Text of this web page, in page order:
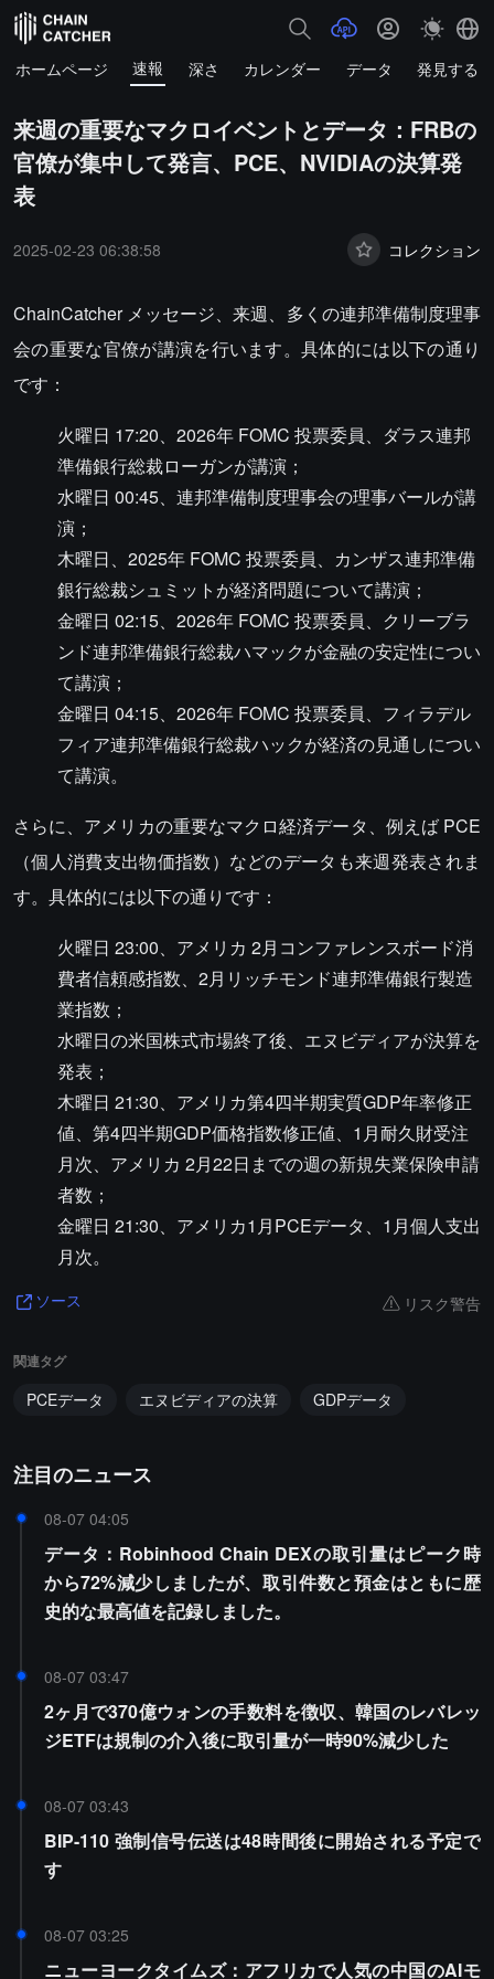
ホームページ 速報 深さ カレンダー データ 発見する
来週の重要なマクロイベントとデータ：FRBの
官僚が集中して発言、PCE、NVIDIAの決算発
表
2025-02-23 06:38:58 コレクション
ChainCatcher メッセージ、来週、多くの連邦準備制度理事
会の重要な官僚が講演を行います。具体的には以下の通り
です：
火曜日 17:20、2026年 FOMC 投票委員、ダラス連邦
準備銀行総裁ローガンが講演；
水曜日 00:45、連邦準備制度理事会の理事バールが講
演；
木曜日、2025年 FOMC 投票委員、カンザス連邦準備
銀行総裁シュミットが経済問題について講演；
金曜日 02:15、2026年 FOMC 投票委員、クリーブラ
ンド連邦準備銀行総裁ハマックが金融の安定性につい
て講演；
金曜日 04:15、2026年 FOMC 投票委員、フィラデル
フィア連邦準備銀行総裁ハックが経済の見通しについ
て講演。
さらに、アメリカの重要なマクロ経済データ、例えば PCE
（個人消費支出物価指数）などのデータも来週発表されま
す。具体的には以下の通りです：
火曜日 23:00、アメリカ 2月コンファレンスボード消
費者信頼感指数、2月リッチモンド連邦準備銀行製造
業指数；
水曜日の米国株式市場終了後、エヌビディアが決算を
発表；
木曜日 21:30、アメリカ第4四半期実質GDP年率修正
値、第4四半期GDP価格指数修正値、1月耐久財受注
月次、アメリカ 2月22日までの週の新規失業保険申請
者数；
金曜日 21:30、アメリカ1月PCEデータ、1月個人支出
月次。
ソース リスク警告
関連タグ
PCEデータ エヌビディアの決算 GDPデータ
注目のニュース
08-07 04:05
データ：Robinhood Chain DEXの取引量はピーク時
から72%減少しましたが、取引件数と預金はともに歴
史的な最高値を記録しました。
08-07 03:47
2ヶ月で370億ウォンの手数料を徴収、韓国のレバレッ
ジETFは規制の介入後に取引量が一時90%減少した
08-07 03:43
BIP-110 強制信号伝送は48時間後に開始される予定で
す
08-07 03:25
ニューヨークタイムズ：アフリカで人気の中国のAIモ